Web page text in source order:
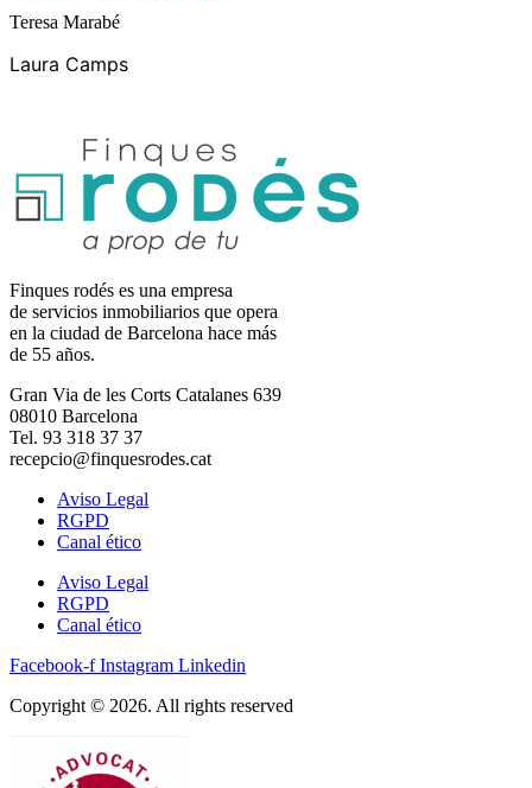
Teresa Marabé
Laura Camps
Finques rodés es una empresa
de servicios inmobiliarios que opera
en la ciudad de Barcelona hace más
de 55 años.
Gran Via de les Corts Catalanes 639
08010 Barcelona
Tel. 93 318 37 37
recepcio@finquesrodes.cat
Aviso Legal
RGPD
Canal ético
Aviso Legal
RGPD
Canal ético
Facebook-f Instagram Linkedin
Copyright © 2026. All rights reserved